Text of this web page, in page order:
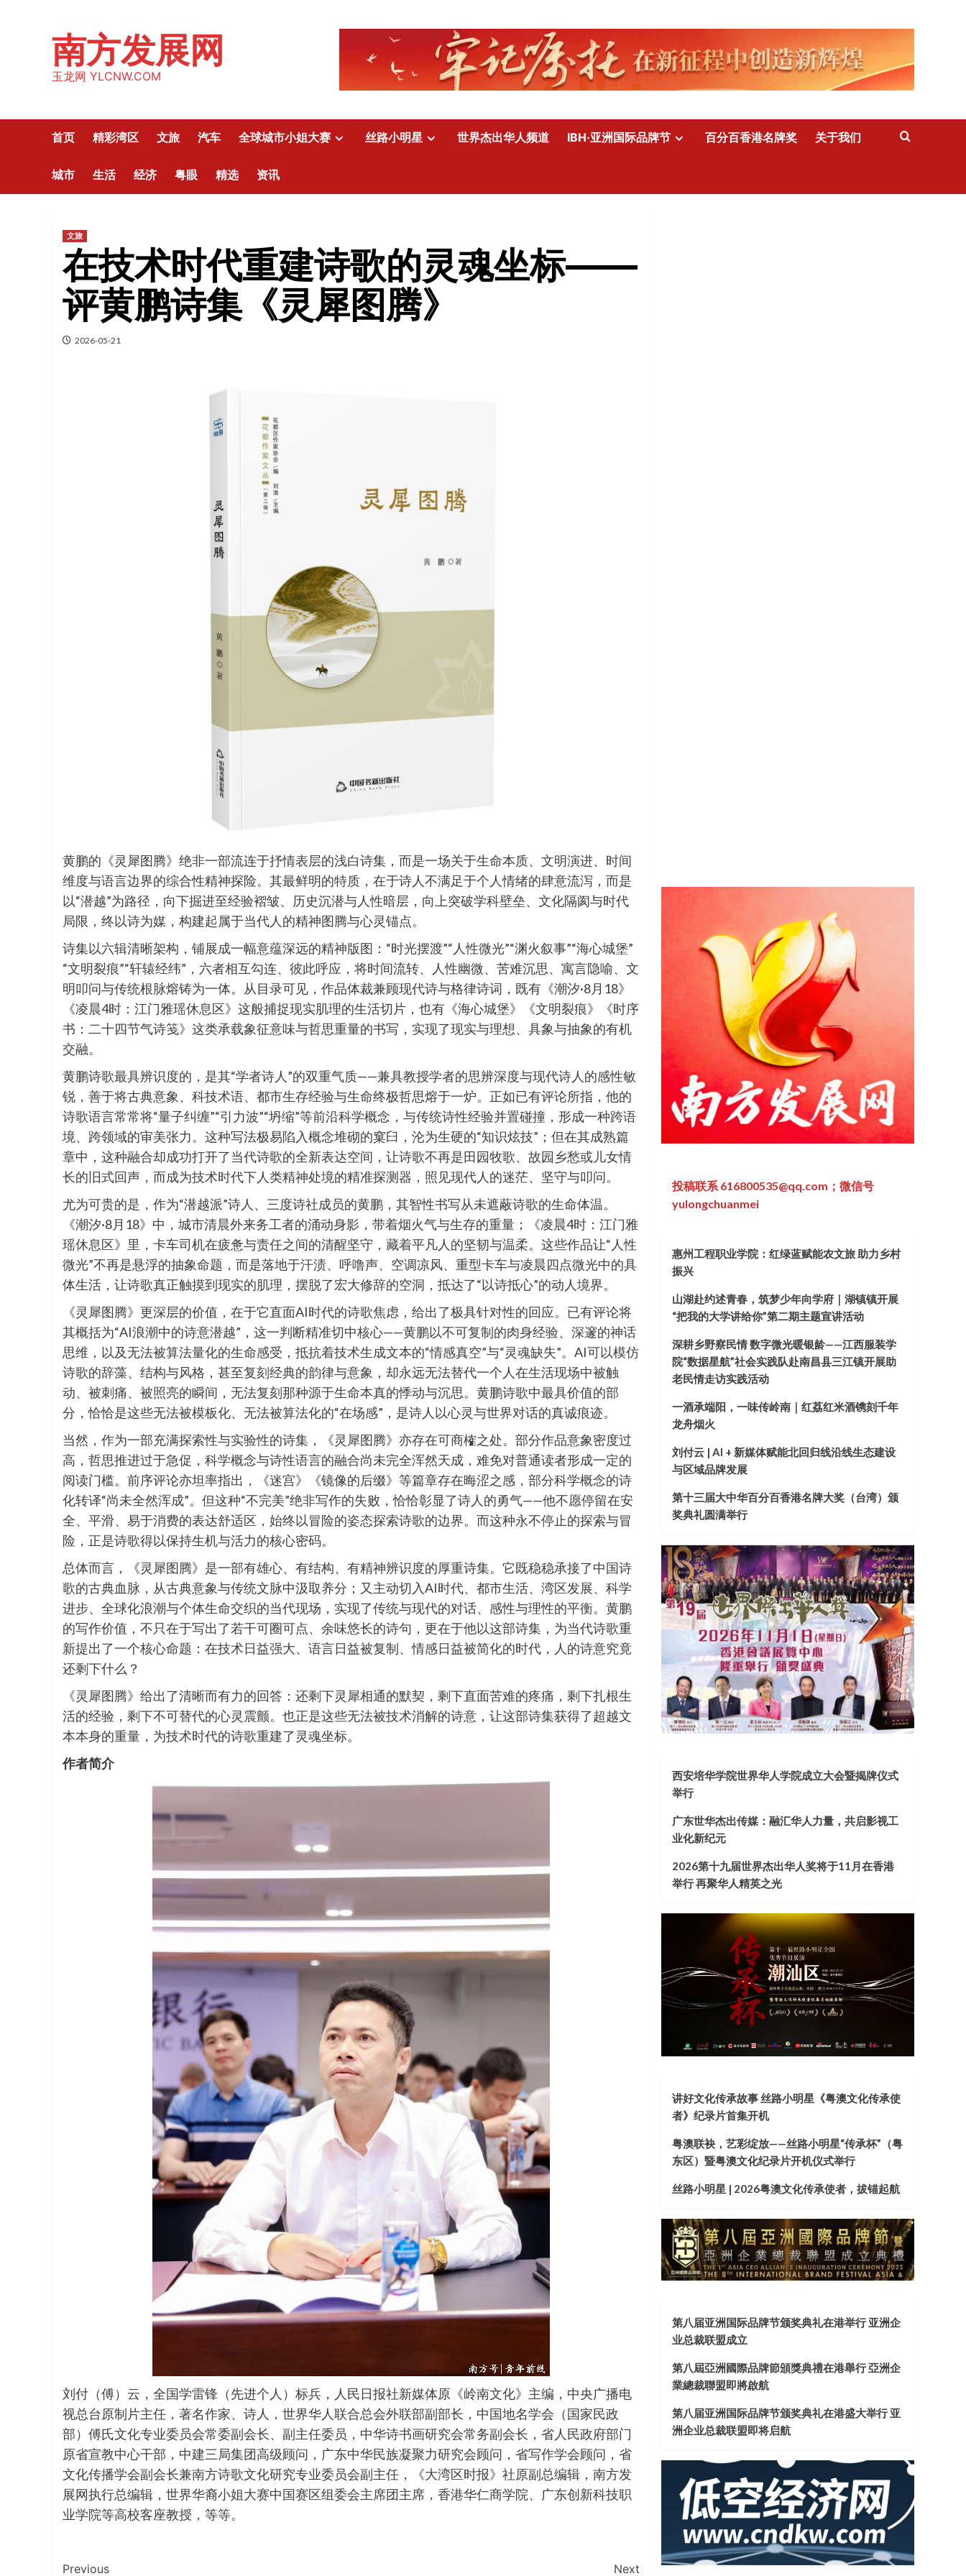
南方发展网
玉龙网 YLCNW.COM
首页 精彩湾区 文旅 汽车 全球城市小姐大赛 丝路小明星 世界杰出华人频道 IBH·亚洲国际品牌节 百分百香港名牌奖 关于我们
城市 生活 经济 粤眼 精选 资讯
文旅
在技术时代重建诗歌的灵魂坐标——
评黄鹏诗集《灵犀图腾》
2026-05-21
黄鹏的《灵犀图腾》绝非一部流连于抒情表层的浅白诗集，而是一场关于生命本质、文明演进、时间
维度与语言边界的综合性精神探险。其最鲜明的特质，在于诗人不满足于个人情绪的肆意流泻，而是
以“潜越”为路径，向下掘进至经验褶皱、历史沉潜与人性暗层，向上突破学科壁垒、文化隔阂与时代
局限，终以诗为媒，构建起属于当代人的精神图腾与心灵锚点。
诗集以六辑清晰架构，铺展成一幅意蕴深远的精神版图：“时光摆渡”“人性微光”“渊火叙事”“海心城堡”
“文明裂痕”“轩辕经纬”，六者相互勾连、彼此呼应，将时间流转、人性幽微、苦难沉思、寓言隐喻、文
明叩问与传统根脉熔铸为一体。从目录可见，作品体裁兼顾现代诗与格律诗词，既有《潮汐·8月18》
《凌晨4时：江门雅瑶休息区》这般捕捉现实肌理的生活切片，也有《海心城堡》《文明裂痕》《时序
书：二十四节气诗笺》这类承载象征意味与哲思重量的书写，实现了现实与理想、具象与抽象的有机
交融。
黄鹏诗歌最具辨识度的，是其“学者诗人”的双重气质——兼具教授学者的思辨深度与现代诗人的感性敏
锐，善于将古典意象、科技术语、都市生存经验与生命终极哲思熔于一炉。正如已有评论所指，他的
诗歌语言常常将“量子纠缠”“引力波”“坍缩”等前沿科学概念，与传统诗性经验并置碰撞，形成一种跨语
境、跨领域的审美张力。这种写法极易陷入概念堆砌的窠臼，沦为生硬的“知识炫技”；但在其成熟篇
章中，这种融合却成功打开了当代诗歌的全新表达空间，让诗歌不再是田园牧歌、故园乡愁或儿女情
长的旧式回声，而成为技术时代下人类精神处境的精准探测器，照见现代人的迷茫、坚守与叩问。
尤为可贵的是，作为“潜越派”诗人、三度诗社成员的黄鹏，其智性书写从未遮蔽诗歌的生命体温。
《潮汐·8月18》中，城市清晨外来务工者的涌动身影，带着烟火气与生存的重量；《凌晨4时：江门雅
瑶休息区》里，卡车司机在疲惫与责任之间的清醒坚守，藏着平凡人的坚韧与温柔。这些作品让“人性
微光”不再是悬浮的抽象命题，而是落地于汗渍、呼噜声、空调凉风、重型卡车与凌晨四点微光中的具
体生活，让诗歌真正触摸到现实的肌理，摆脱了宏大修辞的空洞，抵达了“以诗抵心”的动人境界。
《灵犀图腾》更深层的价值，在于它直面AI时代的诗歌焦虑，给出了极具针对性的回应。已有评论将
其概括为“AI浪潮中的诗意潜越”，这一判断精准切中核心——黄鹏以不可复制的肉身经验、深邃的神话
思维，以及无法被算法量化的生命感受，抵抗着技术生成文本的“情感真空”与“灵魂缺失”。AI可以模仿
诗歌的辞藻、结构与风格，甚至复刻经典的韵律与意象，却永远无法替代一个人在生活现场中被触
动、被刺痛、被照亮的瞬间，无法复刻那种源于生命本真的悸动与沉思。黄鹏诗歌中最具价值的部
分，恰恰是这些无法被模板化、无法被算法化的“在场感”，是诗人以心灵与世界对话的真诚痕迹。
当然，作为一部充满探索性与实验性的诗集，《灵犀图腾》亦存在可商榷之处。部分作品意象密度过
高，哲思推进过于急促，科学概念与诗性语言的融合尚未完全浑然天成，难免对普通读者形成一定的
阅读门槛。前序评论亦坦率指出，《迷宫》《镜像的后缀》等篇章存在晦涩之感，部分科学概念的诗
化转译“尚未全然浑成”。但这种“不完美”绝非写作的失败，恰恰彰显了诗人的勇气——他不愿停留在安
全、平滑、易于消费的表达舒适区，始终以冒险的姿态探索诗歌的边界。而这种永不停止的探索与冒
险，正是诗歌得以保持生机与活力的核心密码。
总体而言，《灵犀图腾》是一部有雄心、有结构、有精神辨识度的厚重诗集。它既稳稳承接了中国诗
歌的古典血脉，从古典意象与传统文脉中汲取养分；又主动切入AI时代、都市生活、湾区发展、科学
进步、全球化浪潮与个体生命交织的当代现场，实现了传统与现代的对话、感性与理性的平衡。黄鹏
的写作价值，不只在于写出了若干可圈可点、余味悠长的诗句，更在于他以这部诗集，为当代诗歌重
新提出了一个核心命题：在技术日益强大、语言日益被复制、情感日益被简化的时代，人的诗意究竟
还剩下什么？
《灵犀图腾》给出了清晰而有力的回答：还剩下灵犀相通的默契，剩下直面苦难的疼痛，剩下扎根生
活的经验，剩下不可替代的心灵震颤。也正是这些无法被技术消解的诗意，让这部诗集获得了超越文
本本身的重量，为技术时代的诗歌重建了灵魂坐标。
作者简介
刘付（傅）云，全国学雷锋（先进个人）标兵，人民日报社新媒体原《岭南文化》主编，中央广播电
视总台原制片主任，著名作家、诗人，世界华人联合总会外联部副部长，中国地名学会（国家民政
部）傅氏文化专业委员会常委副会长、副主任委员，中华诗书画研究会常务副会长，省人民政府部门
原省宣教中心干部，中建三局集团高级顾问，广东中华民族凝聚力研究会顾问，省写作学会顾问，省
文化传播学会副会长兼南方诗歌文化研究专业委员会副主任，《大湾区时报》社原副总编辑，南方发
展网执行总编辑，世界华裔小姐大赛中国赛区组委会主席团主席，香港华仁商学院、广东创新科技职
业学院等高校客座教授，等等。
Previous Next
投稿联系 616800535@qq.com；微信号
yulongchuanmei
惠州工程职业学院：红绿蓝赋能农文旅 助力乡村
振兴
山湖赴约述青春，筑梦少年向学府｜湖镇镇开展
“把我的大学讲给你”第二期主题宣讲活动
深耕乡野察民情 数字微光暖银龄——江西服装学
院“数据星航”社会实践队赴南昌县三江镇开展助
老民情走访实践活动
一酒承端阳，一味传岭南｜红荔红米酒镌刻千年
龙舟烟火
刘付云 | AI + 新媒体赋能北回归线沿线生态建设
与区域品牌发展
第十三届大中华百分百香港名牌大奖（台湾）颁
奖典礼圆满举行
西安培华学院世界华人学院成立大会暨揭牌仪式
举行
广东世华杰出传媒：融汇华人力量，共启影视工
业化新纪元
2026第十九届世界杰出华人奖将于11月在香港
举行 再聚华人精英之光
讲好文化传承故事 丝路小明星《粤澳文化传承使
者》纪录片首集开机
粤澳联袂，艺彩绽放——丝路小明星“传承杯”（粤
东区）暨粤澳文化纪录片开机仪式举行
丝路小明星 | 2026粤澳文化传承使者，拔锚起航
第八届亚洲国际品牌节颁奖典礼在港举行 亚洲企
业总裁联盟成立
第八屆亞洲國際品牌節頒獎典禮在港舉行 亞洲企
業總裁聯盟即將啟航
第八届亚洲国际品牌节颁奖典礼在港盛大举行 亚
洲企业总裁联盟即将启航